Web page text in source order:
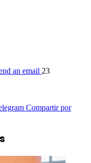
an email 23
Compartir por